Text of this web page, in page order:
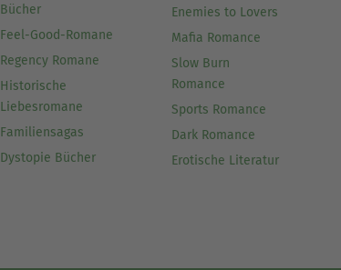
Bücher
Feel-Good-Romane
Regency Romane
Historische
Liebesromane
Familiensagas
Dystopie Bücher
Enemies to Lovers
Mafia Romance
Slow Burn
Romance
Sports Romance
Dark Romance
Erotische Literatur